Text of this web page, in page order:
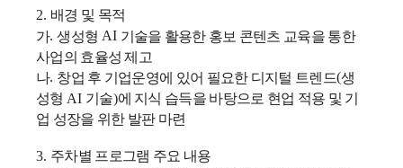
2. 배경 및 목적
가.생성형 AI 기술을 활용한 홍보 콘텐츠 교육을 통한
사업의 효율성 제고
나. 창업 후 기업운영에 있어 필요한 디지털 트렌드(생
성형 AI 기술)에 지식 습득을 바탕으로 현업 적용 및 기
업 성장을 위한 발판 마련
3. 주차별 프로그램 주요 내용